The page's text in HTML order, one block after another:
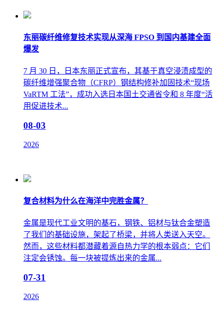
东丽碳纤维修复技术实现从深海 FPSO 到国内基建全面
爆发
7 月 30 日，日本东丽正式宣布，其基于真空浸渍成型的
碳纤维增强聚合物（CFRP）钢结构修补加固技术“现场
VaRTM 工法”，成功入选日本国土交通省令和 8 年度“活
用促进技术...
08-03
2026
复合材料为什么在海洋中完胜金属？
​金属是现代工业文明的基石，钢铁、铝材与钛合金塑造
了我们的基础设施，架起了桥梁，并将人类送入天空。
然而，这些材料都潜藏着源自热力学的根本弱点：它们
注定会锈蚀。每一块被提炼出来的金属...
07-31
2026